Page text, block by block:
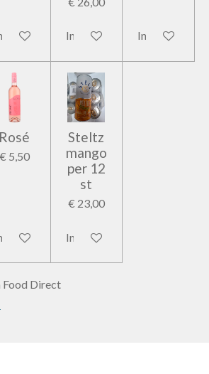
winkelwagenIn winkelwagenIn
Rosé
€ 5,50
winkelwagen
Steltz
mango
per 12
st
€ 23,00
In winkelwagen
Direct